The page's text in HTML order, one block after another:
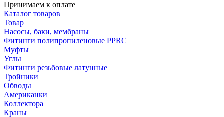
Принимаем к оплате
Каталог товаров
Товар
Насосы, баки, мембраны
Фитинги полипропиленовые PPRC
Муфты
Углы
Фитинги резьбовые латунные
Тройники
Обводы
Американки
Коллектора
Краны